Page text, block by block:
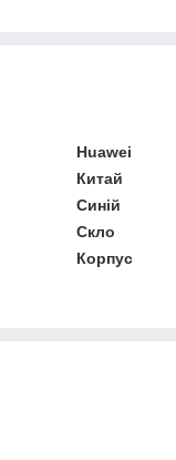
Huawei
Китай
Синій
Скло
Корпус